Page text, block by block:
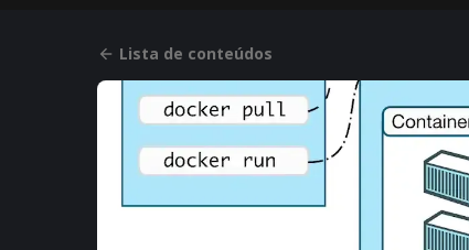
Lista de conteúdos